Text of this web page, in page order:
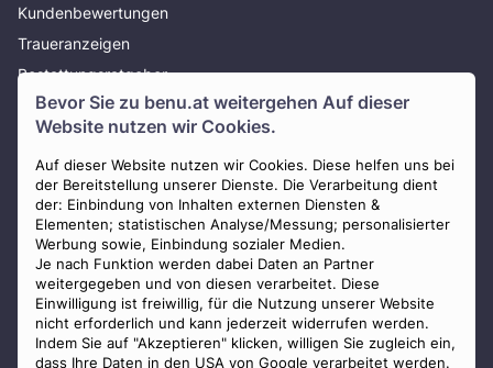
Bevor Sie zu benu.at weitergehen Auf dieser
Website nutzen wir Cookies.
Auf dieser Website nutzen wir Cookies. Diese helfen uns bei
der Bereitstellung unserer Dienste. Die Verarbeitung dient
der: Einbindung von Inhalten externen Diensten &
Elementen; statistischen Analyse/Messung; personalisierter
Werbung sowie, Einbindung sozialer Medien.
Je nach Funktion werden dabei Daten an Partner
weitergegeben und von diesen verarbeitet. Diese
Einwilligung ist freiwillig, für die Nutzung unserer Website
nicht erforderlich und kann jederzeit widerrufen werden.
Indem Sie auf "Akzeptieren" klicken, willigen Sie zugleich ein,
dass Ihre Daten in den USA von Google verarbeitet werden.
Kundenbewertungen
Traueranzeigen
Bestattungsratgeber
Über uns
Presse
AGB
Impressum
Datenschutz
Widerrufsbelehrung
Zahlungsmöglichkeiten